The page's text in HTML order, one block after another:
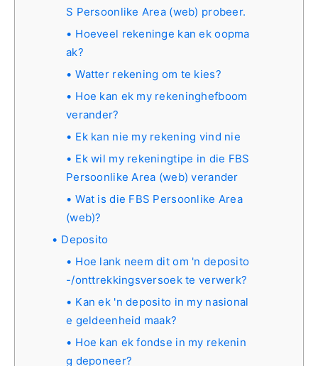
S Persoonlike Area (web) probeer.
Hoeveel rekeninge kan ek oopma
ak?
Watter rekening om te kies?
Hoe kan ek my rekeninghefboom
verander?
Ek kan nie my rekening vind nie
Ek wil my rekeningtipe in die FBS
Persoonlike Area (web) verander
Wat is die FBS Persoonlike Area
(web)?
Deposito
Hoe lank neem dit om 'n deposito
-/onttrekkingsversoek te verwerk?
Kan ek 'n deposito in my nasional
e geldeenheid maak?
Hoe kan ek fondse in my rekenin
g deponeer?